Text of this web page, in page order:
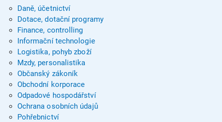
Daně, účetnictví
Dotace, dotační programy
Finance, controlling
Informační technologie
Logistika, pohyb zboží
Mzdy, personalistika
Občanský zákoník
Obchodní korporace
Odpadové hospodářství
Ochrana osobních údajů
Pohřebnictví